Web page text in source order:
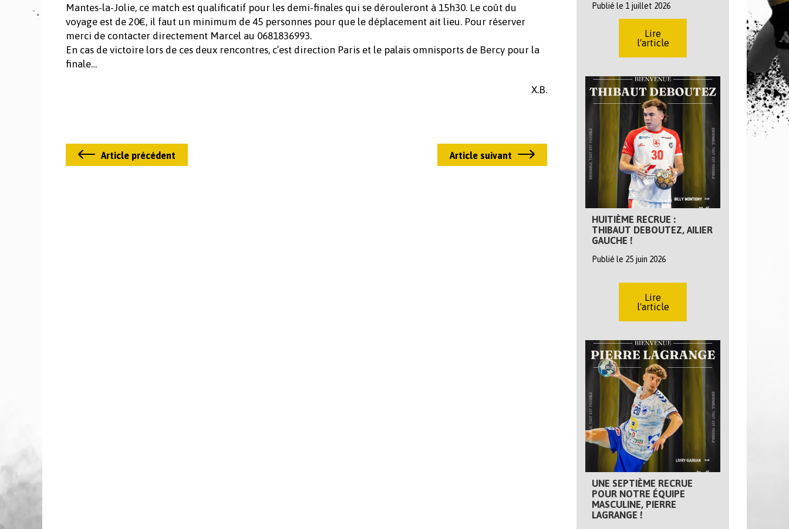
Mantes-la-Jolie, ce match est qualificatif pour les demi-finales qui se dérouleront à 15h30. Le coût du
voyage est de 20€, il faut un minimum de 45 personnes pour que le déplacement ait lieu. Pour réserver
merci de contacter directement Marcel au 0681836993.
En cas de victoire lors de ces deux rencontres, c’est direction Paris et le palais omnisports de Bercy pour la
finale…
X.B.
Article précédent Article suivant
Publié le 1 juillet 2026
Lire
l'article
HUITIÈME RECRUE :
THIBAUT DEBOUTEZ, AILIER
GAUCHE !
Publié le 25 juin 2026
Lire
l'article
UNE SEPTIÈME RECRUE
POUR NOTRE ÉQUIPE
MASCULINE, PIERRE
LAGRANGE !